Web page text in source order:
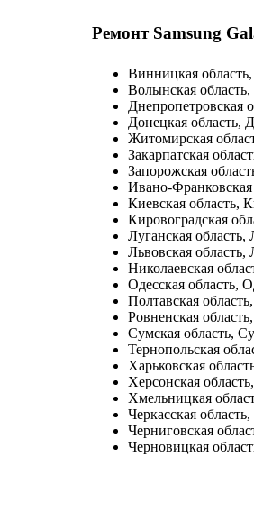
Ремонт Samsung
Винницкая
Волынская
Днепропетровская
Донецкая область,
Житомирская
Закарпатская
Запорожская
Ивано-
Киевская область,
Кировоградская
Луганская область,
Львовская область,
Николаевская
Одесская область,
Полтавская
Ровненская
Сумская область,
Тернопольская
Харьковская
Херсонская
Хмельницкая
Черкасская
Черниговская
Черновицкая